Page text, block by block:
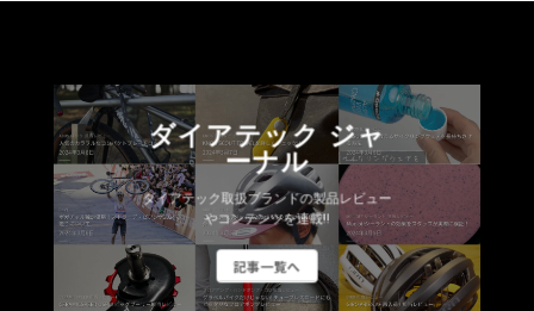
ダイアテック ジャ
ーナル
ダイアテック取扱ブランドの製品レビュー
やコンテンツを連載!!
記事一覧へ